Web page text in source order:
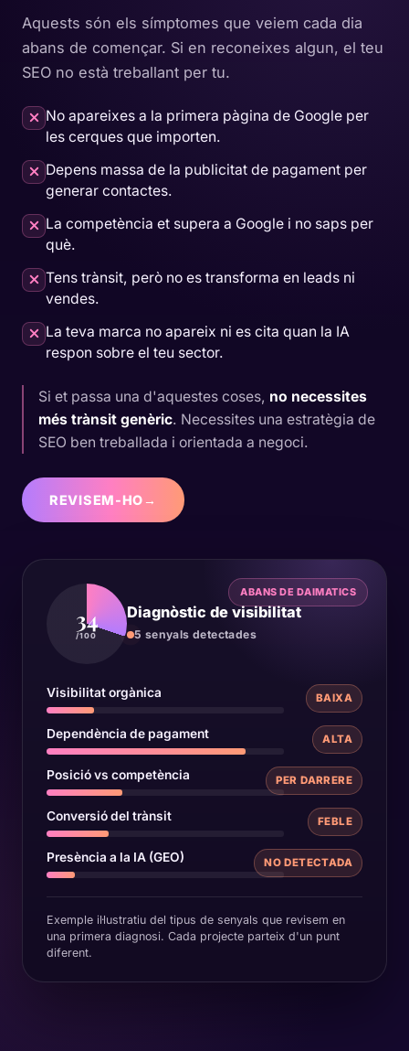
Aquests són els símptomes que veiem cada dia
abans de començar. Si en reconeixes algun, el teu
SEO no està treballant per tu.
No apareixes a la primera pàgina de Google per
les cerques que importen.
Depens massa de la publicitat de pagament per
generar contactes.
La competència et supera a Google i no saps per
què.
Tens trànsit, però no es transforma en leads ni
vendes.
La teva marca no apareix ni es cita quan la IA
respon sobre el teu sector.
Si et passa una d'aquestes coses, no necessites
més trànsit genèric. Necessites una estratègia de
SEO ben treballada i orientada a negoci.
REVISEM-HO →
ABANS DE DAIMATICS
34
/100
Diagnòstic de visibilitat
5 senyals detectades
Visibilitat orgànica BAIXA
Dependència de pagament ALTA
Posició vs competència PER DARRERE
Conversió del trànsit FEBLE
Presència a la IA (GEO) NO DETECTADA
Exemple il·lustratiu del tipus de senyals que revisem en
una primera diagnosi. Cada projecte parteix d'un punt
diferent.